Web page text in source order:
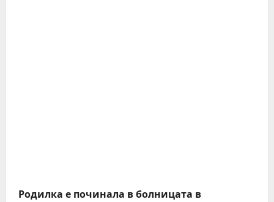
Родилка е починала в болницата в